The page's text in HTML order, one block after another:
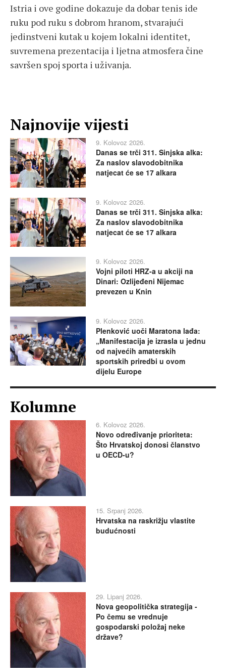
Istria i ove godine dokazuje da dobar tenis ide
ruku pod ruku s dobrom hranom, stvarajući
jedinstveni kutak u kojem lokalni identitet,
suvremena prezentacija i ljetna atmosfera čine
savršen spoj sporta i uživanja.
Najnovije vijesti
9. Kolovoz 2026.
Danas se trči 311. Sinjska alka:
Za naslov slavodobitnika
natjecat će se 17 alkara
9. Kolovoz 2026.
Danas se trči 311. Sinjska alka:
Za naslov slavodobitnika
natjecat će se 17 alkara
9. Kolovoz 2026.
Vojni piloti HRZ-a u akciji na
Dinari: Ozlijeđeni Nijemac
prevezen u Knin
9. Kolovoz 2026.
Plenković uoči Maratona lađa:
„Manifestacija je izrasla u jednu
od najvećih amaterskih
sportskih priredbi u ovom
dijelu Europe
Kolumne
6. Kolovoz 2026.
Novo određivanje prioriteta:
Što Hrvatskoj donosi članstvo
u OECD-u?
15. Srpanj 2026.
Hrvatska na raskrižju vlastite
budućnosti
29. Lipanj 2026.
Nova geopolitička strategija -
Po čemu se vrednuje
gospodarski položaj neke
države?